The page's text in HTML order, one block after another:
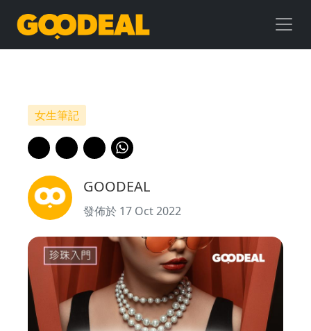
珍
珠
女生筆記
GOODEAL
發佈於 17 Oct 2022